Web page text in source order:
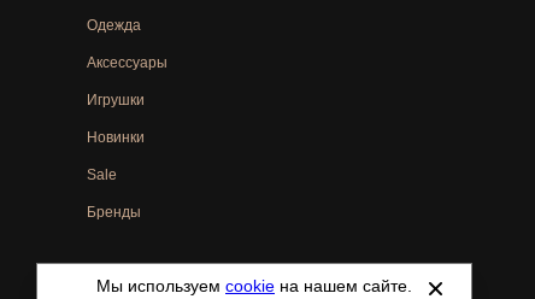
Одежда
Аксессуары
Игрушки
Новинки
Sale
Бренды
©2021-2026 - ShoesTown.ru - все права защищены.
Мы используем cookie на нашем сайте.